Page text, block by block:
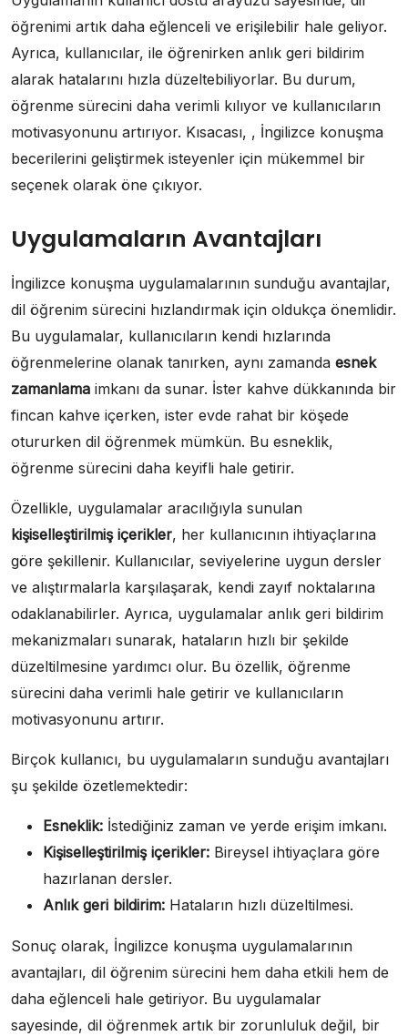
öğrenimi artık daha eğlenceli ve erişilebilir hale geliyor.
Ayrıca, kullanıcılar, ile öğrenirken anlık geri bildirim
alarak hatalarını hızla düzeltebiliyorlar. Bu durum,
öğrenme sürecini daha verimli kılıyor ve kullanıcıların
motivasyonunu artırıyor. Kısacası, , İngilizce konuşma
becerilerini geliştirmek isteyenler için mükemmel bir
seçenek olarak öne çıkıyor.
Uygulamaların Avantajları
İngilizce konuşma uygulamalarının sunduğu avantajlar,
dil öğrenim sürecini hızlandırmak için oldukça önemlidir.
Bu uygulamalar, kullanıcıların kendi hızlarında
öğrenmelerine olanak tanırken, aynı zamanda esnek
zamanlama imkanı da sunar. İster kahve dükkanında bir
fincan kahve içerken, ister evde rahat bir köşede
otururken dil öğrenmek mümkün. Bu esneklik,
öğrenme sürecini daha keyifli hale getirir.
Özellikle, uygulamalar aracılığıyla sunulan
kişiselleştirilmiş içerikler, her kullanıcının ihtiyaçlarına
göre şekillenir. Kullanıcılar, seviyelerine uygun dersler
ve alıştırmalarla karşılaşarak, kendi zayıf noktalarına
odaklanabilirler. Ayrıca, uygulamalar anlık geri bildirim
mekanizmaları sunarak, hataların hızlı bir şekilde
düzeltilmesine yardımcı olur. Bu özellik, öğrenme
sürecini daha verimli hale getirir ve kullanıcıların
motivasyonunu artırır.
Birçok kullanıcı, bu uygulamaların sunduğu avantajları
şu şekilde özetlemektedir:
Esneklik: İstediğiniz zaman ve yerde erişim imkanı.
Kişiselleştirilmiş içerikler: Bireysel ihtiyaçlara göre
hazırlanan dersler.
Anlık geri bildirim: Hataların hızlı düzeltilmesi.
Sonuç olarak, İngilizce konuşma uygulamalarının
avantajları, dil öğrenim sürecini hem daha etkili hem de
daha eğlenceli hale getiriyor. Bu uygulamalar
sayesinde, dil öğrenmek artık bir zorunluluk değil, bir